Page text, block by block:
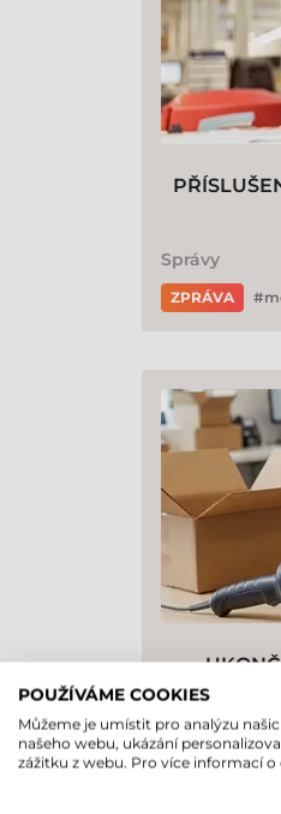
Správy
ZPRÁVA
Správy
POUŽÍVÁME COOKIES
Můžeme je umístit pro analýzu
našeho webu, ukázání
zážitku z webu. Pro více informací